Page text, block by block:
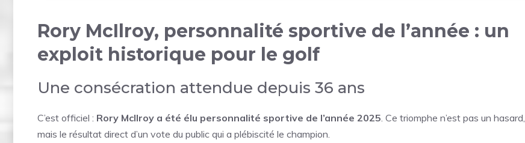
Rory McIlroy, personnalité sportive de l’année : un
exploit historique pour le golf
Une consécration attendue depuis 36 ans
C’est officiel : Rory McIlroy a été élu personnalité sportive de l’année 2025. Ce triomphe n’est pas un hasard,
mais le résultat direct d’un vote du public qui a plébiscité le champion.